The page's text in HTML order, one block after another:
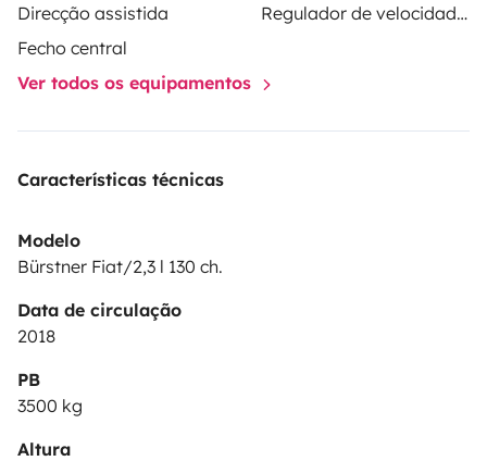
à la semaine en haute saison.
Merci de nous contacter
si vous avez des questions ou des demandes
particulières afin d'en discuter.Possibilité de garder
Direcção assistida
Regulador de velocidade / Cruise Control
Fecho central
Ver todos os equipamentos
Características técnicas
Modelo
Bürstner Fiat/2,3 l 130 ch.
Data de circulação
2018
PB
3500 kg
Altura